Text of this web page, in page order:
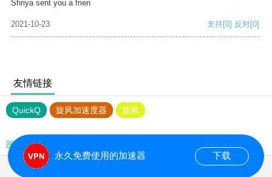
Shriya sent you a frien
2021-10-23 支持[0] 反对[0]
友情链接
QuickQ 旋风加速度器 旋风
网站地图
永久免费使用的加速器 下载